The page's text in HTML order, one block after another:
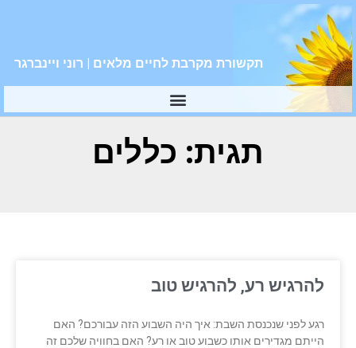
תקשורת מקרבת לחיים מלאים | רוני ויינברגר
תגית: כללים
להרגיש רע, להרגיש טוב
רגע לפני שנכנסת השבת: איך היה השבוע הזה עבורכם? האם
הייתם מגדירים אותו כשבוע טוב או רע? האם בחוויה שלכם זה